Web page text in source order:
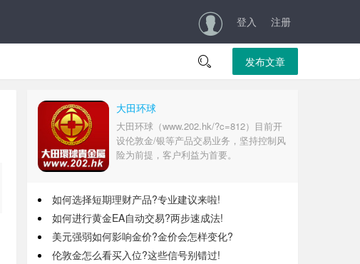
登入 注册
 发布文章
大田环球
大田环球（www.202.hk/?c=812）目前开
设伦敦金/银等产品交易业务，坚持控制风
险为前提，客户利益为首要。
如何选择短期理财产品?专业建议来啦!
如何进行黄金EA自动交易?两步速成法!
美元强弱如何影响金价?金价会怎样变化?
伦敦金怎么看买入位?这些信号别错过!